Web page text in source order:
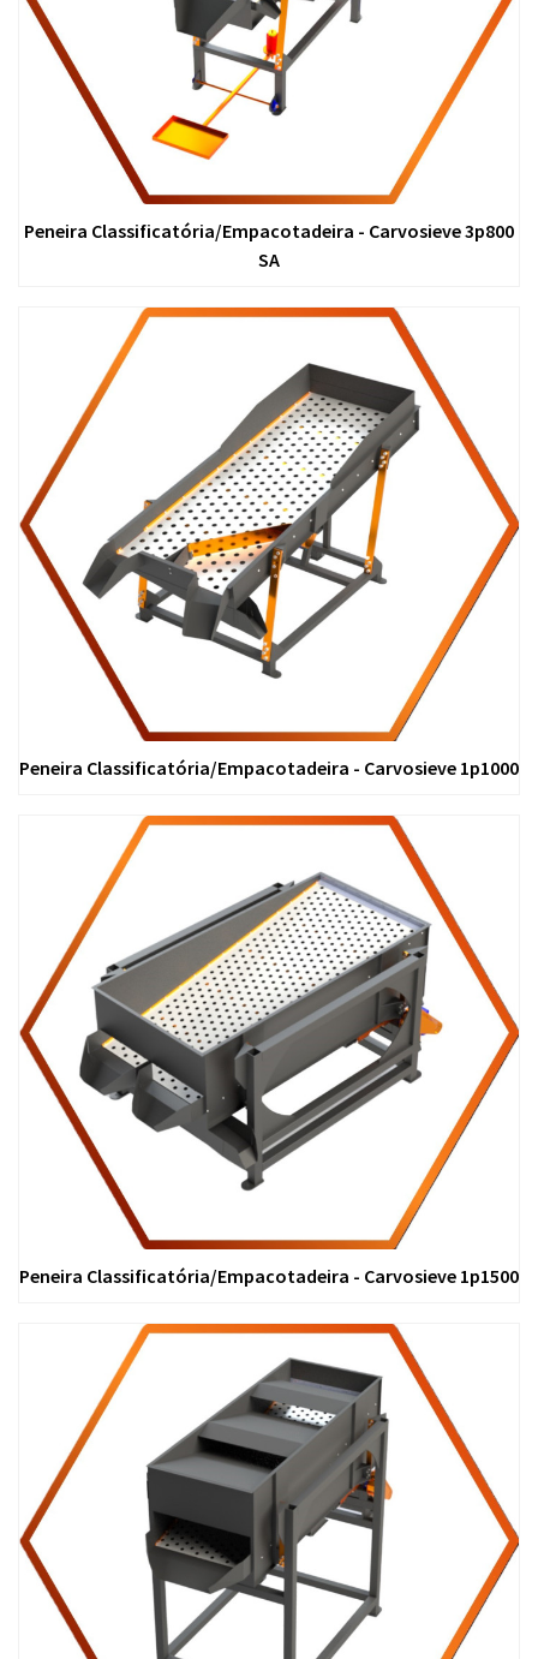
Peneira Classificatória/Empacotadeira - Carvosieve 3p800
SA
Peneira Classificatória/Empacotadeira - Carvosieve 1p1000
Peneira Classificatória/Empacotadeira - Carvosieve 1p1500